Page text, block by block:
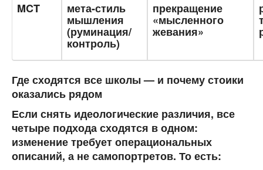
MCT
мета-стиль
мышления
(руминация/
контроль)
прекращение
«мысленного
жевания»
Где сходятся все школы — и почему стоики
оказались рядом
Если снять идеологические различия, все
четыре подхода сходятся в одном:
изменение требуетоперациональных
описаний, а не самопортретов. То есть: